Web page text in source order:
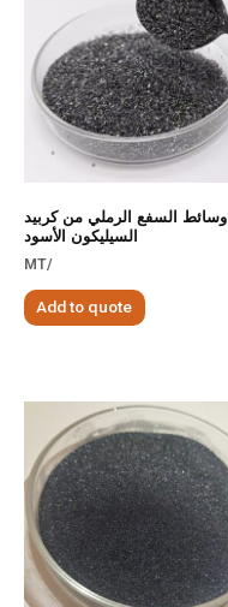
وسائط السفع الرملي من كربيد
السيليكون الأسود
/MT
Add to quote